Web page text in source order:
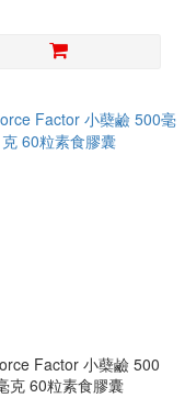
Factor 小蘗鹼 500
克 60粒素食膠囊